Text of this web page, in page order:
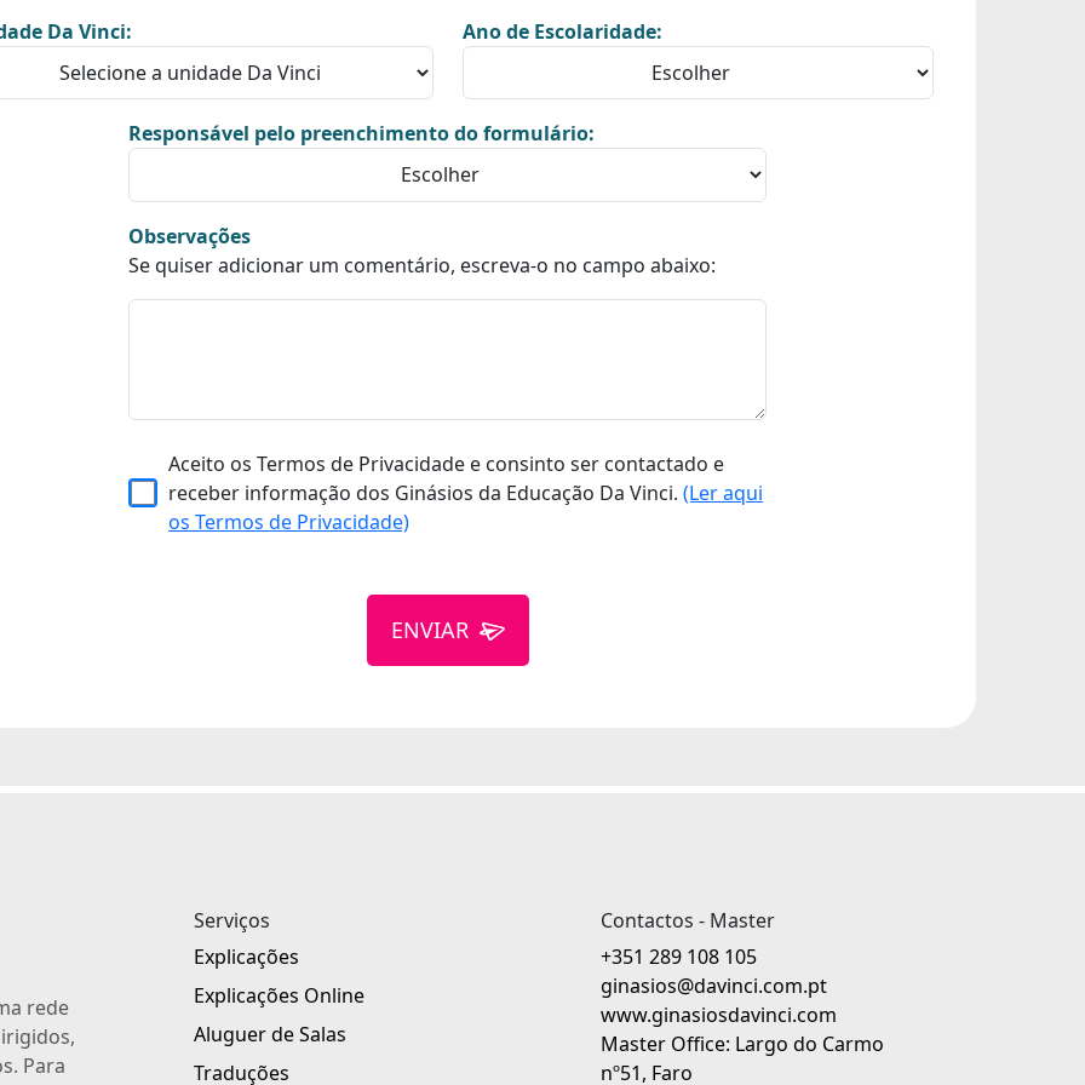
Da Vinci: Ano de Escolaridade:
Responsável pelo preenchimento do formulário:
Observações
Se quiser adicionar um comentário, escreva-o no campo abaixo:
Aceito os Termos de Privacidade e consinto ser contactado e
receber informação dos Ginásios da Educação Da Vinci.(Ler aqui
os Termos de Privacidade)
ENVIAR
rede
Para
Serviços
Explicações
Explicações Online
Aluguer de Salas
Traduções
Contactos - Master
+351 289 108 105
ginasios@davinci.com.pt
www.ginasiosdavinci.com
Master Office: Largo do Carmo
nº51, Faro